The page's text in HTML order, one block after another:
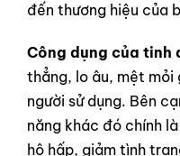
đến thương hiệu của
Công dụng của tinh
thẳng, lo âu, mệt mỏi
người sử dụng. Bên
năng khác đó chính
hô hấp, giảm tình